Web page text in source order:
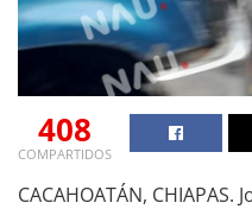
408
COMPARTIDOS
CACAHOATÁN,